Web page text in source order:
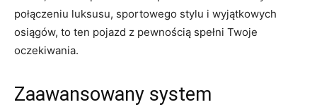
połączeniu luksusu, sportowego stylu​ i wyjątkowych⁢
osiągów, to ten pojazd z ​pewnością spełni ⁢Twoje
oczekiwania.
Zaawansowany system